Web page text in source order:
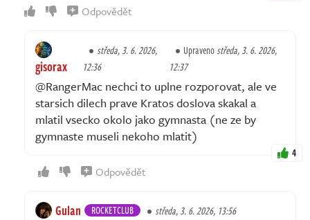
Odpovědět
gisorax
středa, 3. 6. 2026,
12:36
Upravenostředa, 3. 6. 2026,
12:37
@RangerMac nechci to uplne rozporovat, ale ve
starsich dilech prave Kratos doslova skakal a
mlatil vsecko okolo jako gymnasta (ne ze by
gymnaste museli nekoho mlatit)
4
Odpovědět
Gulan ROCKETCLUB středa, 3. 6. 2026, 13:56